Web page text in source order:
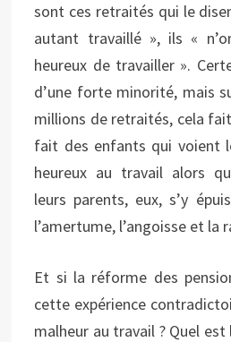
sont ces retraités qui le
autant travaillé », ils «
heureux de travailler ».
d’une forte minorité, mais
millions de retraités, cela
fait des enfants qui voient
heureux au travail alors
leurs parents, eux, s’y
l’amertume, l’angoisse et la
Et si la réforme des
cette expérience
malheur au travail ? Quel